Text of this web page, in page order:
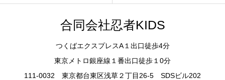
合同会社忍者KIDS
つくばエクスプレスA１出口徒歩4分
東京メトロ銀座線１番出口徒歩１0分
111-0032 東京都台東区浅草２丁目26-5 SDSビル202